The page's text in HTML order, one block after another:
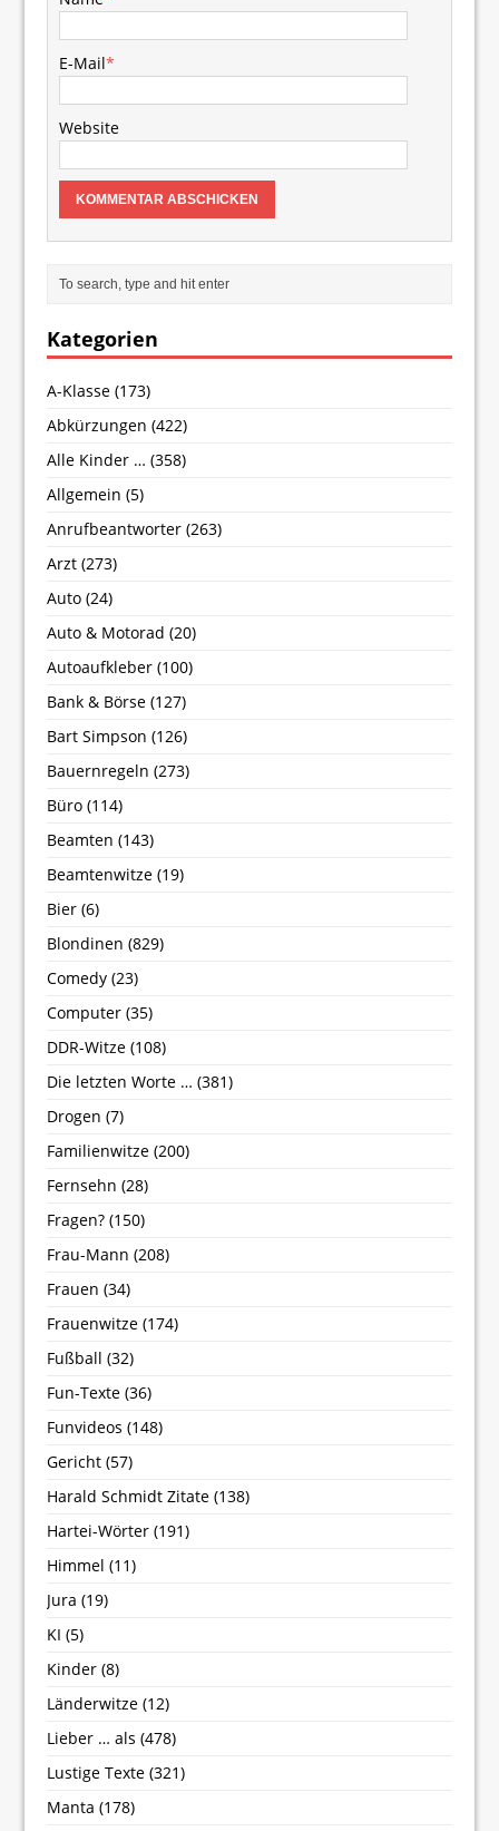
E-Mail*
Website
Kategorien
A-Klasse (173)
Abkürzungen (422)
Alle Kinder … (358)
Allgemein (5)
Anrufbeantworter (263)
Arzt (273)
Auto (24)
Auto & Motorad (20)
Autoaufkleber (100)
Bank & Börse (127)
Bart Simpson (126)
Bauernregeln (273)
Büro (114)
Beamten (143)
Beamtenwitze (19)
Bier (6)
Blondinen (829)
Comedy (23)
Computer (35)
DDR-Witze (108)
Die letzten Worte … (381)
Drogen (7)
Familienwitze (200)
Fernsehn (28)
Fragen? (150)
Frau-Mann (208)
Frauen (34)
Frauenwitze (174)
Fußball (32)
Fun-Texte (36)
Funvideos (148)
Gericht (57)
Harald Schmidt Zitate (138)
Hartei-Wörter (191)
Himmel (11)
Jura (19)
KI (5)
Kinder (8)
Länderwitze (12)
Lieber … als (478)
Lustige Texte (321)
Manta (178)